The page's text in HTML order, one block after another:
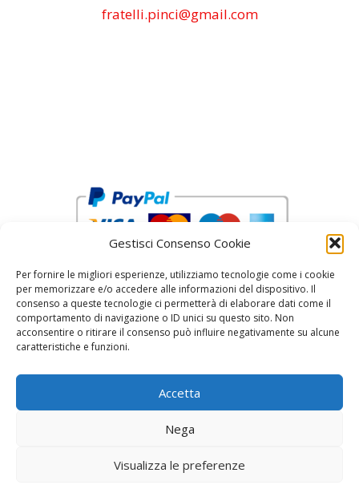
Gestisci Consenso Cookie
Per fornire le migliori esperienze, utilizziamo tecnologie come i cookie
per memorizzare e/o accedere alle informazioni del dispositivo. Il
consenso a queste tecnologie ci permetterà di elaborare dati come il
comportamento di navigazione o ID unici su questo sito. Non
acconsentire o ritirare il consenso può influire negativamente su alcune
caratteristiche e funzioni.
Accetta
Nega
Visualizza le preferenze
fratelli.pinci@gmail.com
reCAPTCHA Google’s Privacy Policy and
© 2026 Fratelli Pinci by Fonderia Fattorini